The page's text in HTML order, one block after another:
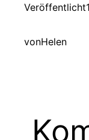
Veröffentlicht
vonHelen